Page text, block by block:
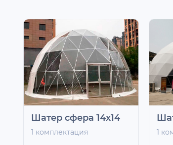
Шатер сфера 14x14
1 комплектация 1